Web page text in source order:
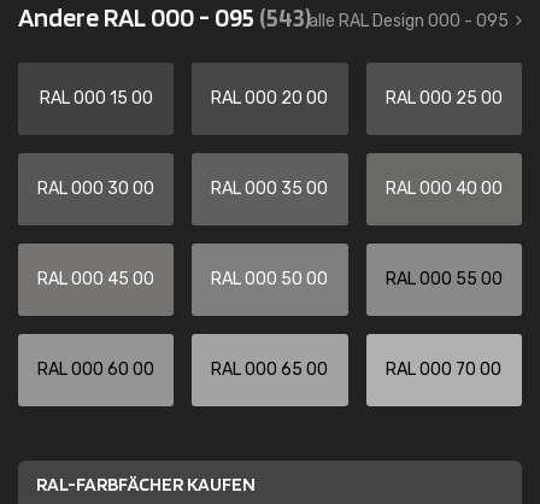
Andere RAL 000 - 095 (543)alle RAL Design 000 - 095
RAL 000 15 00 RAL 000 20 00 RAL 000 25 00
RAL 000 30 00 RAL 000 35 00 RAL 000 40 00
RAL 000 45 00 RAL 000 50 00 RAL 000 55 00
RAL 000 60 00 RAL 000 65 00 RAL 000 70 00
RAL-FARBFÄCHER KAUFEN